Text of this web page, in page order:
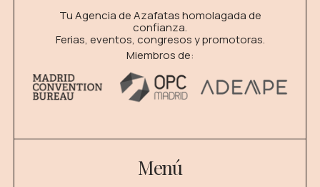
Tu Agencia de Azafatas homolagada de
confianza.
Ferias, eventos, congresos y promotoras.
Miembros de:
Menú